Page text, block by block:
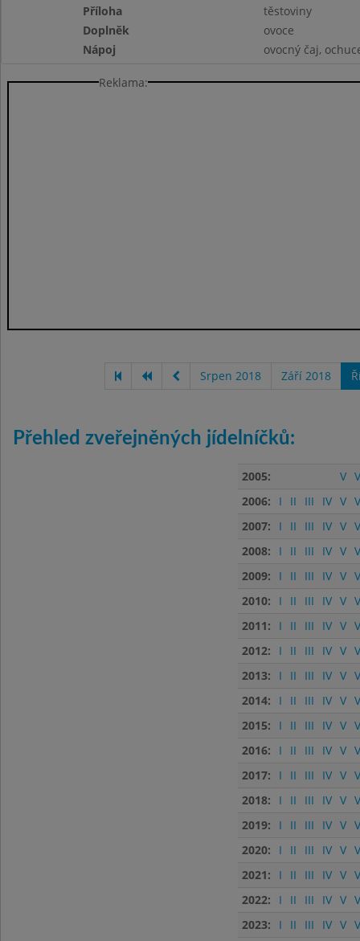
Příloha
těstoviny
Doplněk
ovoce
Nápoj
ovocný čaj,
Reklama:
Srpen 2018 Září 2018
Přehled zveřejněných jídelníčků:
2005: V
2006:
I II III IV V
2007:
I II III IV V
2008:
I II III IV V
2009:
I II III IV V
2010:
I II III IV V
2011:
I II III IV V
2012:
I II III IV V
2013:
I II III IV V
2014:
I II III IV V
2015:
I II III IV V
2016:
I II III IV V
2017:
I II III IV V
2018:
I II III IV V
2019:
I II III IV V
2020:
I II III IV V
2021:
I II III IV V
2022:
I II III IV V
2023:
I II III IV V